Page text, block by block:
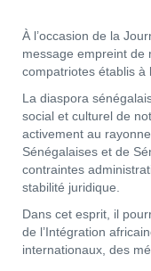
À l’occasion de la
message empreint de
compatriotes établis à
La diaspora
social et culturel de
activement au
Sénégalaises et de
contraintes
stabilité juridique.
Dans cet esprit, il
de l’Intégration
internationaux, des